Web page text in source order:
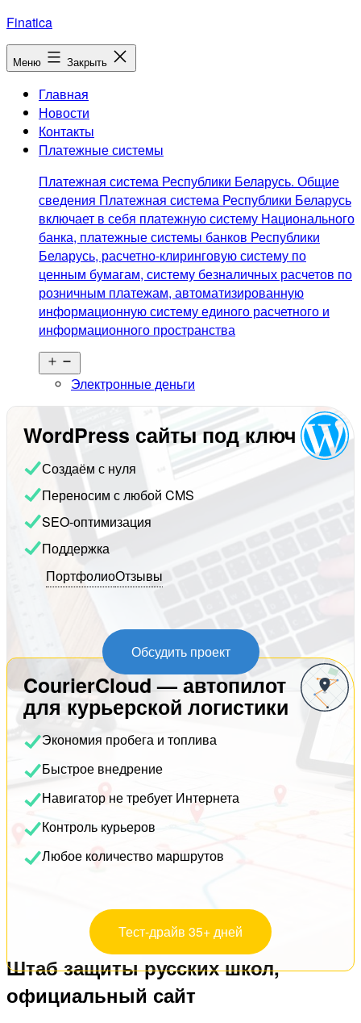
Перейти
к
содержимому
Finatica
Меню Закрыть
Главная
Новости
Контакты
Платежные системы
Платежная система Республики Беларусь. Общие
сведения Платежная система Республики Беларусь
включает в себя платежную систему Национального
банка, платежные системы банков Республики
Беларусь, расчетно-клиринговую систему по
ценным бумагам, систему безналичных расчетов по
розничным платежам, автоматизированную
информационную систему единого расчетного и
информационного пространства
меню
Электронные деньги
WordPress сайты под ключ
Создаём с нуля
Переносим с любой CMS
SEO-оптимизация
Поддержка
ПортфолиоОтзывы
Обсудить проект
CourierCloud — автопилот
для курьерской логистики
Экономия пробега и топлива
Быстрое внедрение
Навигатор не требует Интернета
Контроль курьеров
Любое количество маршрутов
Тест-драйв 35+ дней
Штаб защиты русских школ,
официальный сайт